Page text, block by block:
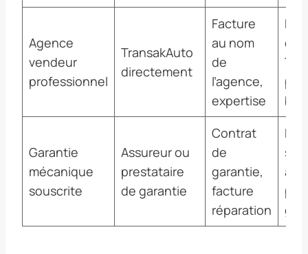
Agence
vendeur
professionnel
TransakAuto
directement
Facture
au nom
de
l’agence,
expertise
Garantie
mécanique
souscrite
Assureur ou
prestataire
de garantie
Contrat
de
garantie,
facture
réparation